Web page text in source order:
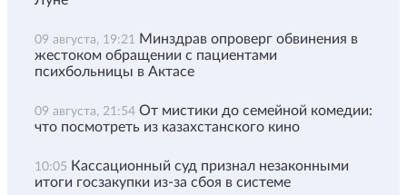
09 августа, 19:21 Минздрав опроверг обвинения в
жестоком обращении с пациентами
психбольницы в Актасе
09 августа, 21:54 От мистики до семейной комедии:
что посмотреть из казахстанского кино
10:05 Кассационный суд признал незаконными
итоги госзакупки из-за сбоя в системе